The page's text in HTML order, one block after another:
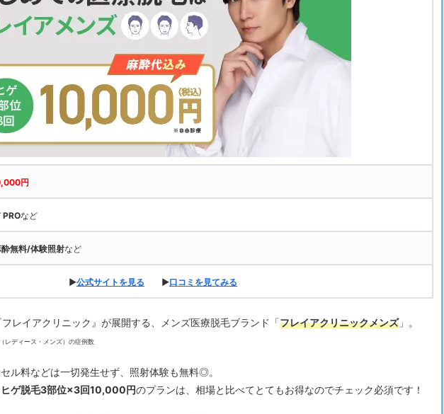
円
PROなど
酔無料/体験照射など
▶公式サイトを見る ▶口コミを見てみる
レイアクリニック』が展開する、メンズ医療脱毛ブランド「フレイアクリニックメンズ」。
レディース・メンズ）の症例数
ル料などは一切発生せず、照射体験も無料◎。
ヒゲ脱毛3部位×3回10,000円のプランは、相場と比べてとてもお得なのでチェック必須です！